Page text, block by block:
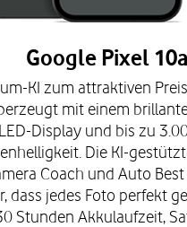
Google Pixel 10a
KI zum attraktiven
mit einem
Display und bis zu
Die KI-
Coach und Auto
dass jedes Foto perfekt
Stunden Akkulaufzeit,